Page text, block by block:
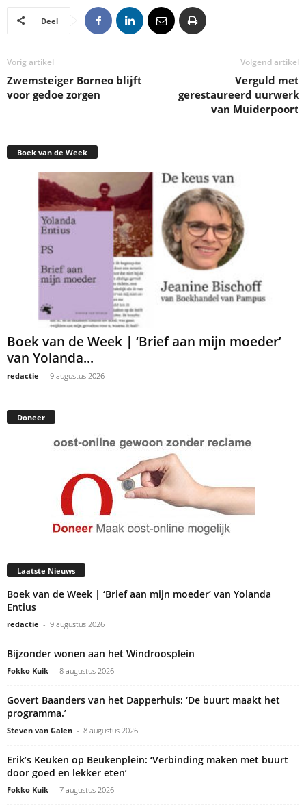
Deel
Vorig artikel
Zwemsteiger Borneo blijft
voor gedoe zorgen
Volgend artikel
Verguld met
gerestaureerd uurwerk
van Muiderpoort
Boek van de Week
Boek van de Week | ‘Brief aan mijn moeder’
van Yolanda...
redactie - 9 augustus 2026
Doneer
Laatste Nieuws
Boek van de Week | ‘Brief aan mijn moeder’ van Yolanda
Entius
redactie - 9 augustus 2026
Bijzonder wonen aan het Windroosplein
Fokko Kuik - 8 augustus 2026
Govert Baanders van het Dapperhuis: ‘De buurt maakt het
programma.’
Steven van Galen - 8 augustus 2026
Erik’s Keuken op Beukenplein: ‘Verbinding maken met buurt
door goed en lekker eten’
Fokko Kuik - 7 augustus 2026